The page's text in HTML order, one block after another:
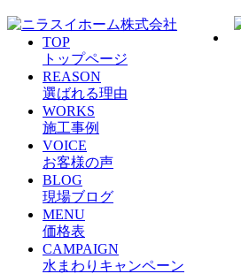
TOP
トップページ
REASON
選ばれる理由
WORKS
施工事例
VOICE
お客様の声
BLOG
現場ブログ
MENU
価格表
CAMPAIGN
水まわりキャンペーン